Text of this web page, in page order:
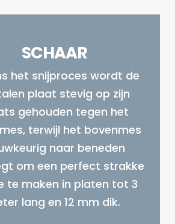
SCHAAR
het snijproces wordt de
plaat stevig op zijn
gehouden tegen het
terwijl het bovenmes
naar beneden
om een perfect strakke
te maken in platen tot 3
lang en 12 mm dik.